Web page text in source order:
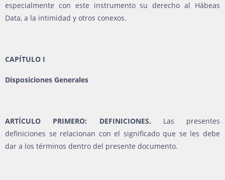
especialmente con este instrumento su derecho al Hábeas
Data, a la intimidad y otros conexos.
CAPÍTULO I
Disposiciones Generales
ARTÍCULO PRIMERO: DEFINICIONES. Las presentes
definiciones se relacionan con el significado que se les debe
dar a los términos dentro del presente documento.